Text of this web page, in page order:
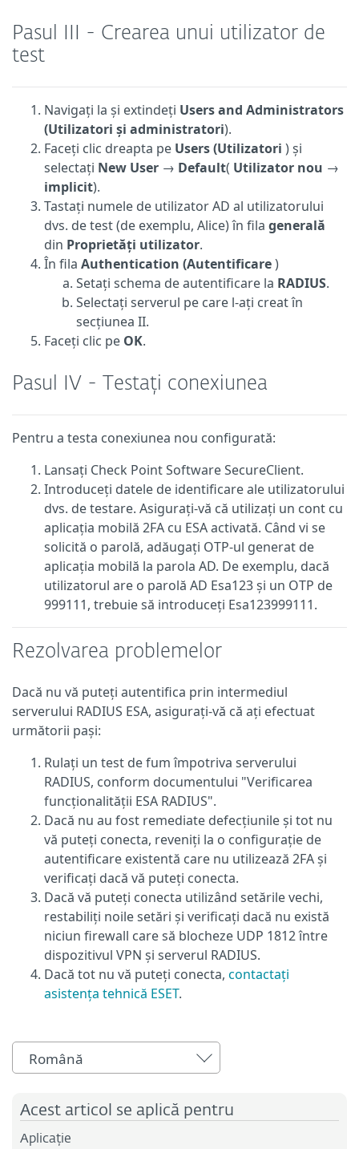
Pasul III - Crearea unui utilizator de
test
Navigați la și extindeți Users and Administrators
(Utilizatori și administratori).
Faceți clic dreapta pe Users (Utilizatori ) și
selectați New User → Default( Utilizator nou →
implicit).
Tastați numele de utilizator AD al utilizatorului
dvs. de test (de exemplu, Alice) în fila generală
din Proprietăți utilizator.
În fila Authentication (Autentificare)
Setați schema de autentificare la RADIUS.
Selectați serverul pe care l-ați creat în
secțiunea II.
Faceți clic pe OK.
Pasul IV - Testați conexiunea
Pentru a testa conexiunea nou configurată:
Lansați Check Point Software SecureClient.
Introduceți datele de identificare ale utilizatorului
dvs. de testare. Asigurați-vă că utilizați un cont cu
aplicația mobilă 2FA cu ESA activată. Când vi se
solicită o parolă, adăugați OTP-ul generat de
aplicația mobilă la parola AD. De exemplu, dacă
utilizatorul are o parolă AD Esa123 și un OTP de
999111, trebuie să introduceți Esa123999111.
Rezolvarea problemelor
Dacă nu vă puteți autentifica prin intermediul
serverului RADIUS ESA, asigurați-vă că ați efectuat
următorii pași:
Rulați un test de fum împotriva serverului
RADIUS, conform documentului "Verificarea
funcționalității ESA RADIUS".
Dacă nu au fost remediate defecțiunile și tot nu
vă puteți conecta, reveniți la o configurație de
autentificare existentă care nu utilizează 2FA și
verificați dacă vă puteți conecta.
Dacă vă puteți conecta utilizând setările vechi,
restabiliți noile setări și verificați dacă nu există
niciun firewall care să blocheze UDP 1812 între
dispozitivul VPN și serverul RADIUS.
Dacă tot nu vă puteți conecta, contactați
asistența tehnică ESET.
Română
Acest articol se aplică pentru
Aplicație